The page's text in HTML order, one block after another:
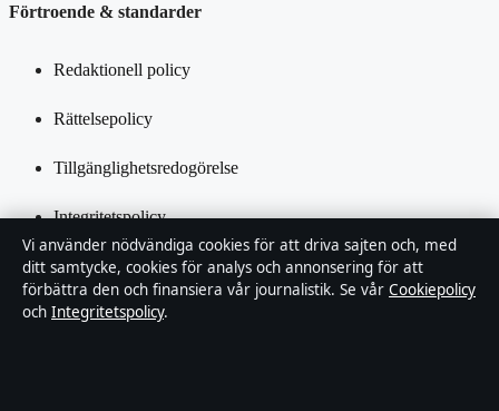
Förtroende & standarder
Redaktionell policy
Rättelsepolicy
Tillgänglighetsredogörelse
Integritetspolicy
Kändisar & integritet
Om Samtidsmagasinet i korthet
Vi använder nödvändiga cookies för att driva sajten och, med
ditt samtycke, cookies för analys och annonsering för att
förbättra den och finansiera vår journalistik. Se vår Cookiepolicy
och Integritetspolicy.